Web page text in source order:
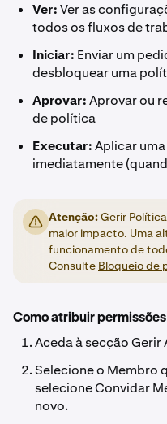
Ver:Ver as
todos os fluxos de
Iniciar: Enviar um
desbloquear uma
Aprovar:Aprovar ou
de política
Executar:Aplicar
imediatamente
Atenção:Gerir
maior impacto. Uma
funcionamento de
Consulte Bloqueio de
Como atribuir
Aceda à secção Gerir
Selecione o Membro
selecione Convidar
novo.